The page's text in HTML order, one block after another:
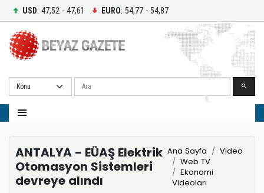
USD: 47,52 - 47,61 EURO: 54,77 - 54,87
Ara
ANTALYA - EÜAŞ Elektrik
Otomasyon Sistemleri
devreye alındı
Ana Sayfa
Video
Web TV
Ekonomi
Videoları